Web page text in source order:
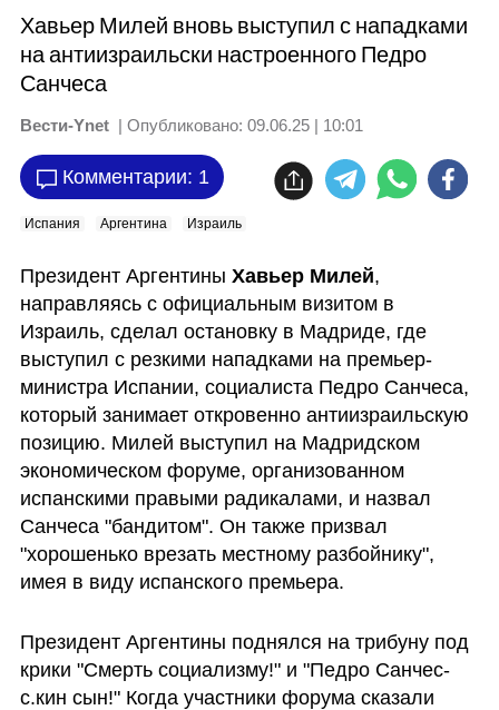
Хавьер Милей вновь выступил с нападками
на антиизраильски настроенного Педро
Санчеса
Вести-Ynet | Опубликовано: 09.06.25 | 10:01
Комментарии: 1
Испания Аргентина Израиль
Президент Аргентины Хавьер Милей,
направляясь с официальным визитом в
Израиль, сделал остановку в Мадриде, где
выступил с резкими нападками на премьер-
министра Испании, социалиста Педро Санчеса,
который занимает откровенно антиизраильскую
позицию. Милей выступил на Мадридском
экономическом форуме, организованном
испанскими правыми радикалами, и назвал
Санчеса "бандитом". Он также призвал
"хорошенько врезать местному разбойнику",
имея в виду испанского премьера.
Президент Аргентины поднялся на трибуну под
крики "Смерть социализму!" и "Педро Санчес-
с.кин сын!" Когда участники форума сказали